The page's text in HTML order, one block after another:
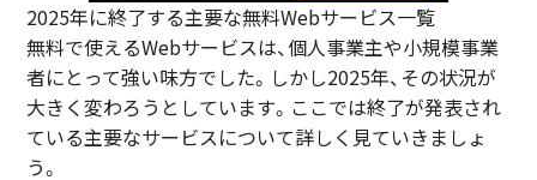
2025年に終了する主要な無料Webサービス一覧
無料で使えるWebサービスは、個人事業主や小規模事業
者にとって強い味方でした。しかし2025年、その状況が
大きく変わろうとしています。ここでは終了が発表され
ている主要なサービスについて詳しく見ていきましょ
う。